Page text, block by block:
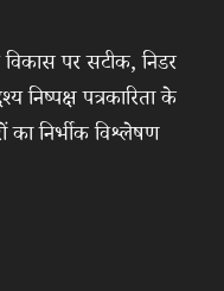
विकास पर सटीक, निडर
निष्पक्ष पत्रकारिता के
का निर्भीक विश्लेषण